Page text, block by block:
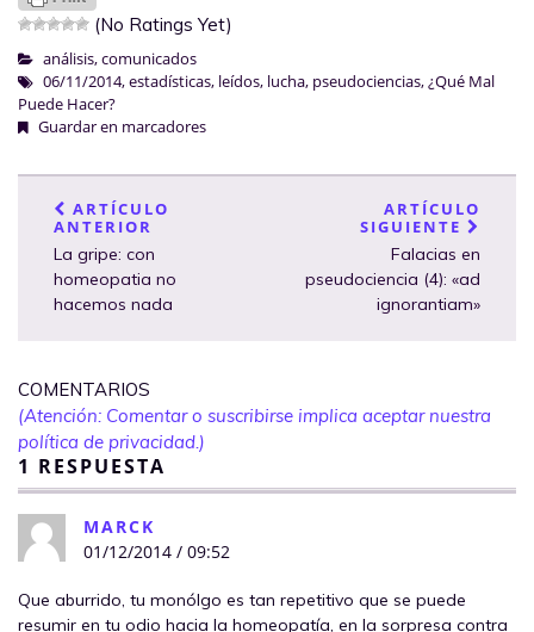
(No Ratings Yet)
análisis,comunicados
06/11/2014,estadísticas, leídos, lucha, pseudociencias,¿Qué Mal
Puede Hacer?
Guardar en marcadores
ARTÍCULO
ANTERIOR
La gripe: con
homeopatia no
hacemos nada
ARTÍCULO
SIGUIENTE
Falacias en
pseudociencia (4): «ad
ignorantiam»
COMENTARIOS
(Atención: Comentar o suscribirse implica aceptar nuestra
política de privacidad.)
1 RESPUESTA
MARCK
01/12/2014 / 09:52
Que aburrido, tu monólgo es tan repetitivo que se puede
resumir en tu odio hacia la homeopatía, en la sorpresa contra